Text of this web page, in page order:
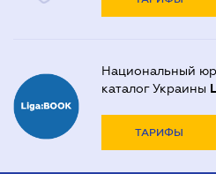
Национальный
каталог Украины
ТАРИФЫ